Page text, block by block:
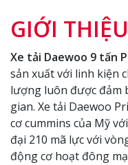
GIỚI THIỆU
Xe tải Daewoo 9 tấn
sản xuất với linh kiện
lượng luôn được
gian. Xe tải Daewoo
cơ cummins của Mỹ
đại 210 mã lực với
động cơ hoạt đông